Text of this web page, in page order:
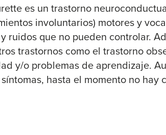
es un trastorno
involuntarios) motores y
ruidos que no pueden controlar.
trastornos como el trastorno
y/o problemas de aprendizaje.
hasta el momento no hay